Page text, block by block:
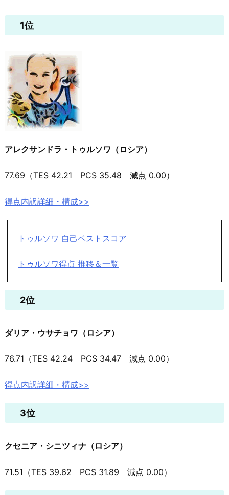
1位
アレクサンドラ・トゥルソワ（ロシア）
77.69（TES 42.21 PCS 35.48 減点 0.00）
得点内訳詳細・構成>>
トゥルソワ 自己ベストスコア
トゥルソワ得点 推移＆一覧
2位
ダリア・ウサチョワ（ロシア）
76.71（TES 42.24 PCS 34.47 減点 0.00）
得点内訳詳細・構成>>
3位
クセニア・シニツィナ（ロシア）
71.51（TES 39.62 PCS 31.89 減点 0.00）